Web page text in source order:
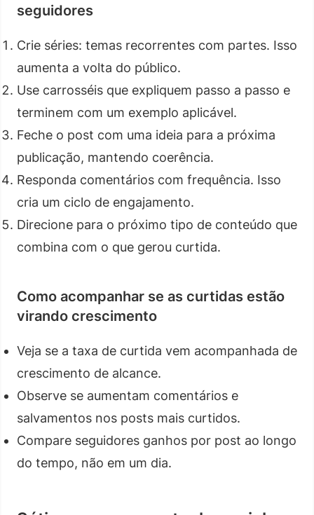
seguidores
Crie séries: temas recorrentes com partes. Isso
aumenta a volta do público.
Use carrosséis que expliquem passo a passo e
terminem com um exemplo aplicável.
Feche o post com uma ideia para a próxima
publicação, mantendo coerência.
Responda comentários com frequência. Isso
cria um ciclo de engajamento.
Direcione para o próximo tipo de conteúdo que
combina com o que gerou curtida.
Como acompanhar se as curtidas estão
virando crescimento
Veja se a taxa de curtida vem acompanhada de
crescimento de alcance.
Observe se aumentam comentários e
salvamentos nos posts mais curtidos.
Compare seguidores ganhos por post ao longo
do tempo, não em um dia.